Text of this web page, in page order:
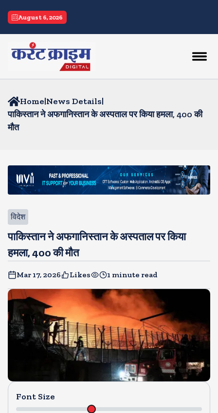
August 6, 2026
Home|News Details|
पाकिस्तान ने अफगानिस्तान के अस्पताल पर किया हमला, 400 की
मौत
विदेश
पाकिस्तान ने अफगानिस्तान के अस्पताल पर किया
हमला, 400 की मौत
Mar 17, 2026 Likes 1 minute read
Font Size